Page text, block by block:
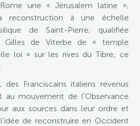
une « Jérusalem latine »,
reconstruction à une échelle
de Saint-Pierre, qualifiée
Gilles de Viterbe de « temple
loi » sur les rives du Tibre, ce
Franciscains italiens revenus
au mouvement de l’Observance
aux sources dans leur ordre et
de reconstruire en Occident